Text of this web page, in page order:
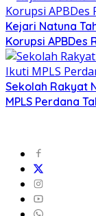
Kejari Natuna
Korupsi APBDes
Sekolah Rakyat
MPLS Perdana